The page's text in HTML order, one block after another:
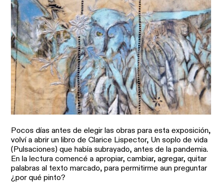
Pocos días antes de elegir las obras para esta exposición,
volví a abrir un libro de Clarice Lispector, Un soplo de vida
(Pulsaciones) que había subrayado, antes de la pandemia.
En la lectura comencé a apropiar, cambiar, agregar, quitar
palabras al texto marcado, para permitirme aun preguntar
¿por qué pinto?